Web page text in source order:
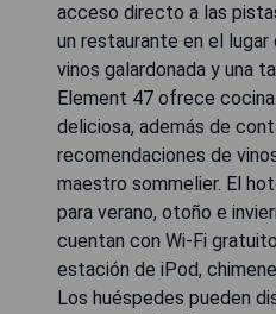
acceso directo a las
un restaurante en el
vinos galardonada y una
Element 47 ofrece
deliciosa, además de
recomendaciones de
maestro sommelier. El
para verano, otoño e
cuentan con Wi-Fi
estación de iPod,
Los huéspedes pueden